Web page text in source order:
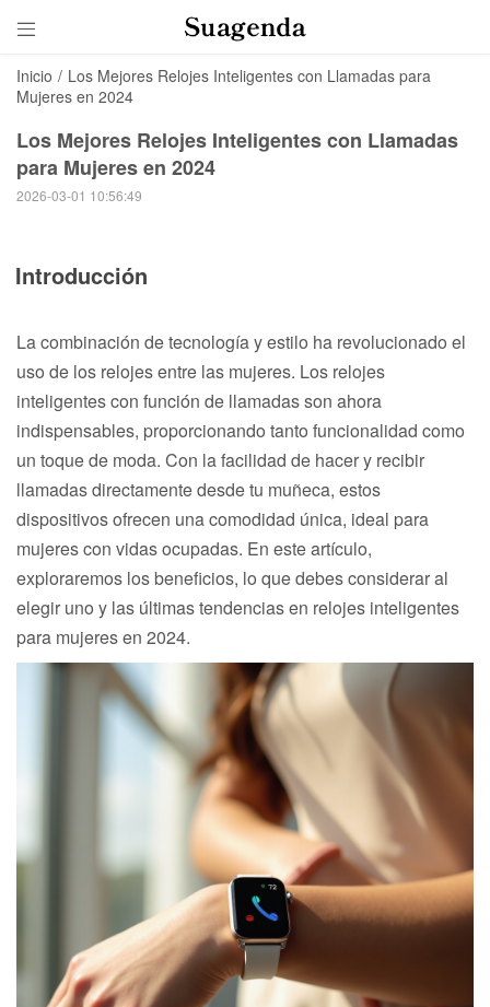

Inicio / Los Mejores Relojes Inteligentes con Llamadas para
Mujeres en 2024
Los Mejores Relojes Inteligentes con Llamadas
para Mujeres en 2024
2026-03-01 10:56:49
Introducción
La combinación de tecnología y estilo ha revolucionado el
uso de los relojes entre las mujeres. Los relojes
inteligentes con función de llamadas son ahora
indispensables, proporcionando tanto funcionalidad como
un toque de moda. Con la facilidad de hacer y recibir
llamadas directamente desde tu muñeca, estos
dispositivos ofrecen una comodidad única, ideal para
mujeres con vidas ocupadas. En este artículo,
exploraremos los beneficios, lo que debes considerar al
elegir uno y las últimas tendencias en relojes inteligentes
para mujeres en 2024.